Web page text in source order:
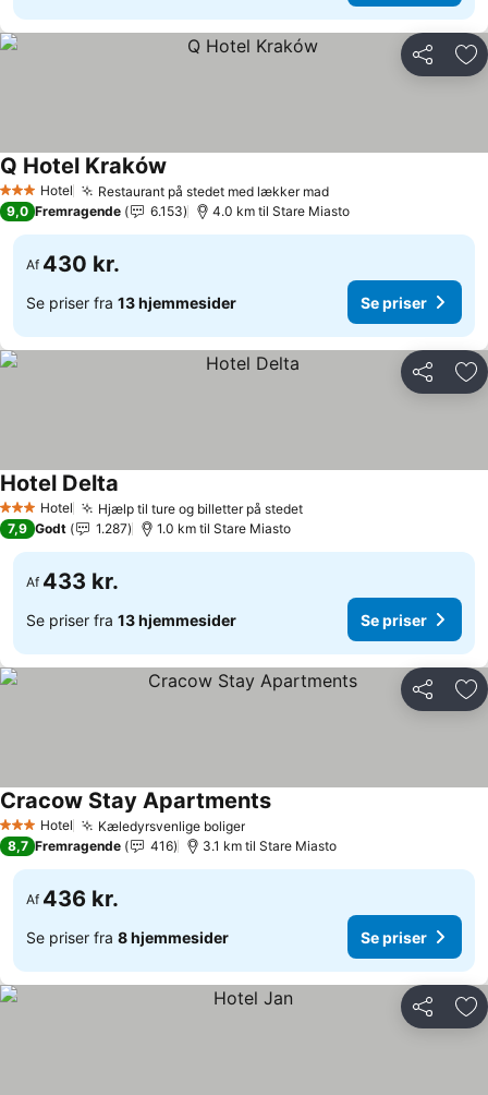
Del
3 StjernerHotel Restaurant på stedet med lækker madSe priser
Q Hotel Kraków
9,0 Fremragende 6.153 4.0 km til Stare Miasto
Af 430 kr.
Se priser fra 13 hjemmesider Se priser
Del
3 StjernerHotel Hjælp til ture og billetter på stedetSe priser
Hotel Delta
7,9 Godt 1.287 1.0 km til Stare Miasto
Af 433 kr.
Se priser fra 13 hjemmesider Se priser
Del
3 StjernerHotel Kæledyrsvenlige boligerSe priser
Cracow Stay ApartmentsSe priser
8,7 Fremragende 416 3.1 km til Stare Miasto
Af 436 kr.
Se priser fra 8 hjemmesider Se priser
Del